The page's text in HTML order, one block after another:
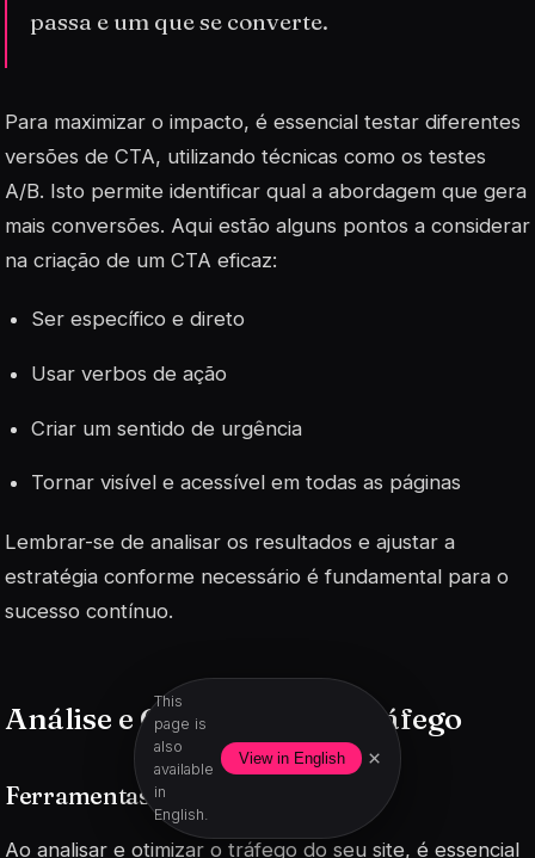
This
page is
also
available
in
English.
View in English ×
passa e um que se converte.
Para maximizar o impacto, é essencial testar diferentes
versões de CTA, utilizando técnicas como os testes
A/B. Isto permite identificar qual a abordagem que gera
mais conversões. Aqui estão alguns pontos a considerar
na criação de um CTA eficaz:
Ser específico e direto
Usar verbos de ação
Criar um sentido de urgência
Tornar visível e acessível em todas as páginas
Lembrar-se de analisar os resultados e ajustar a
estratégia conforme necessário é fundamental para o
sucesso contínuo.
Análise e Otimização de Tráfego
Ferramentas de análise de tráfego
Ao analisar e otimizar o tráfego do seu site, é essencial